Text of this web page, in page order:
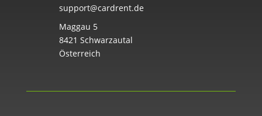
support@cardrent.de
Maggau 5
8421 Schwarzautal
Österreich